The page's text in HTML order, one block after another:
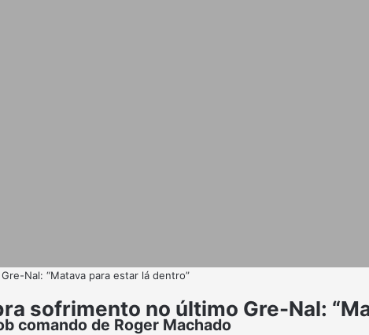
Nal: “Matava para estar lá dentro”
sofrimento no último Gre-Nal:
comando de Roger Machado